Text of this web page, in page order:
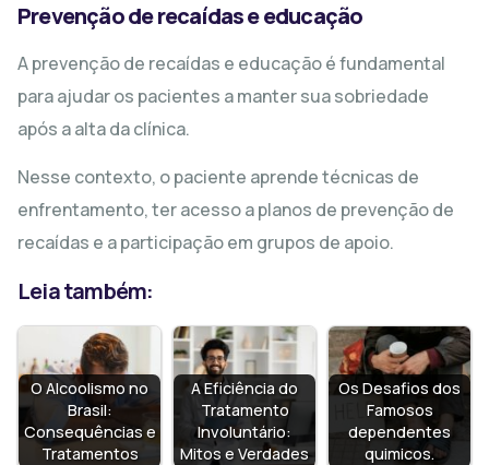
Prevenção de recaídas e educação
A prevenção de recaídas e educação é fundamental
para ajudar os pacientes a manter sua sobriedade
após a alta da clínica.
Nesse contexto, o paciente aprende técnicas de
enfrentamento, ter acesso a planos de prevenção de
recaídas e a participação em grupos de apoio.
Leia também:
O Alcoolismo no
Brasil:
Consequências e
Tratamentos
A Eficiência do
Tratamento
Involuntário:
Mitos e Verdades
Os Desafios dos
Famosos
dependentes
quimicos.